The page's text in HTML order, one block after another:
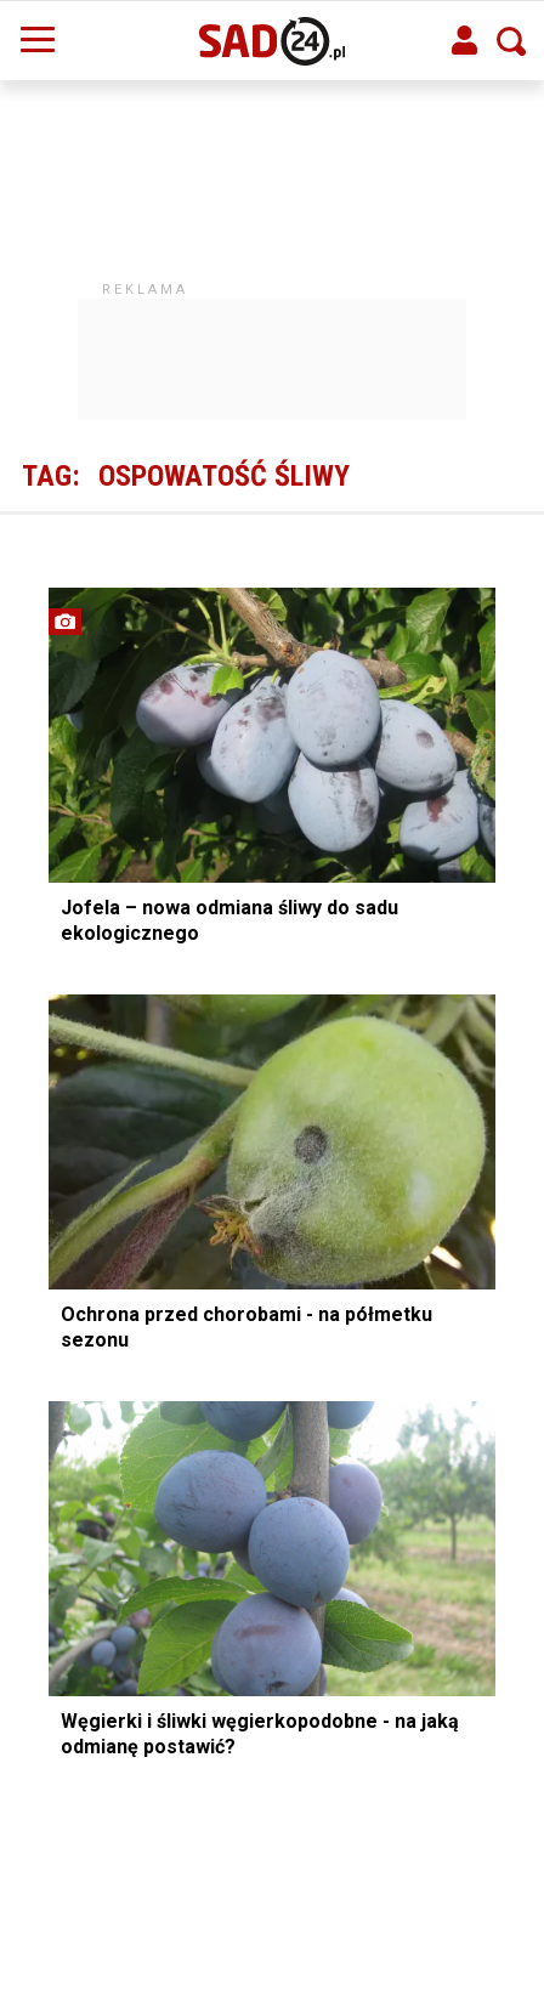
TAG: OSPOWATOŚĆ ŚLIWY
Jofela – nowa odmiana śliwy do sadu
ekologicznego
Ochrona przed chorobami - na półmetku
sezonu
Węgierki i śliwki węgierkopodobne - na jaką
odmianę postawić?